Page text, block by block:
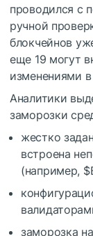
проводился с
ручной
блокчейнов
еще 19 могут
изменениями
Аналитики
заморозки
жестко
встроена
(например,
заморозка